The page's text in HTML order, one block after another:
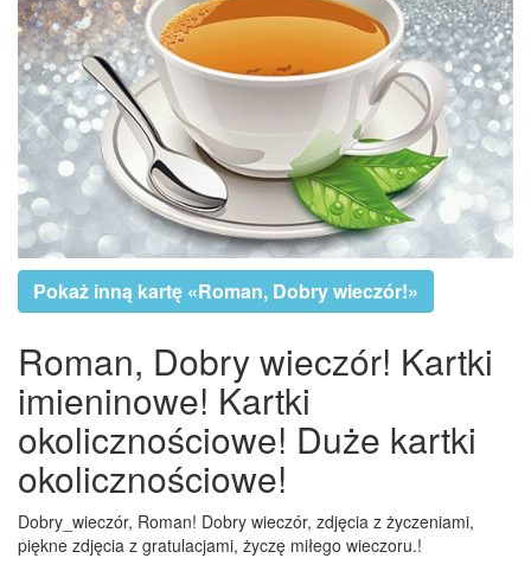
Pokaż inną kartę «Roman, Dobry wieczór!»
Roman, Dobry wieczór! Kartki
imieninowe! Kartki
okolicznościowe! Duże kartki
okolicznościowe!
Dobry_wieczór, Roman! Dobry wieczór, zdjęcia z życzeniami,
piękne zdjęcia z gratulacjami, życzę miłego wieczoru.!